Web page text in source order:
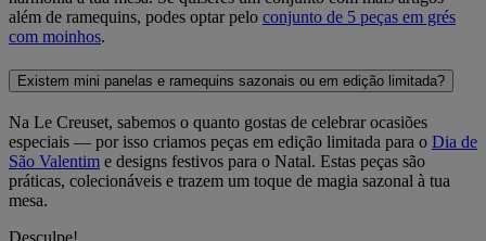
além de ramequins, podes optar pelo conjunto de 5 peças em grés
com moinhos.
Existem mini panelas e ramequins sazonais ou em edição limitada?
Na Le Creuset, sabemos o quanto gostas de celebrar ocasiões
especiais — por isso criamos peças em edição limitada para o Dia de
São Valentim e designs festivos para o Natal. Estas peças são
práticas, colecionáveis e trazem um toque de magia sazonal à tua
mesa.
Desculpe!